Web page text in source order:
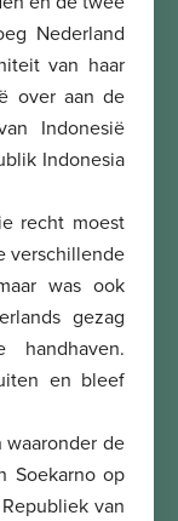
Nederland
van haar
over aan de
Indonesië
Indonesia
recht moest
verschillende
was ook
gezag
en bleef
de
Soekarno op
van